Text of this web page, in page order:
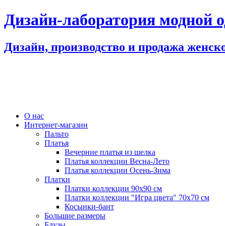
Дизайн-лаборатория модной
Дизайн, производство и продажа
О нас
Интернет-магазин
Пальто
Платья
Вечерние платья из шелка
Платья коллекции Весна-Лето
Платья коллекции Осень-Зима
Платки
Платки коллекции 90х90 см
Платки коллекции "Игра цвета" 70х70 см
Косынки-бант
Большие размеры